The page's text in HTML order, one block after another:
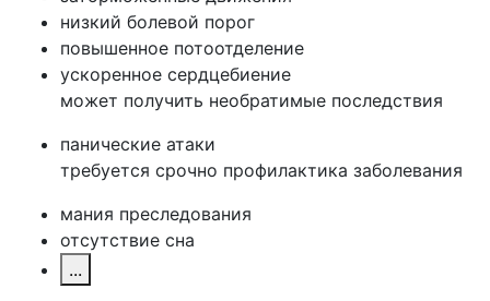
низкий болевой порог
повышенное потоотделение
ускоренное сердцебиение
может получить необратимые последствия
панические атаки
требуется срочно профилактика заболевания
мания преследования
отсутствие сна
...